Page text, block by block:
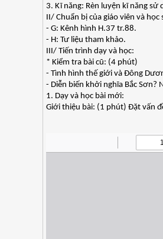
3. Kĩ năng: Rèn luyện kĩ năng sử
II/ Chuẩn bị của giáo viên và học
- G: Kênh hình H.37 tr.88.
- H: Tư liệu tham khảo.
III/ Tiến trình dạy và học:
* Kiểm tra bài cũ: (4 phút)
- Tình hình thế giới và Đông
- Diễn biến khởi nghĩa Bắc Sơn?
1. Dạy và học bài mới:
Giới thiệu bài: (1 phút) Đặt vấn